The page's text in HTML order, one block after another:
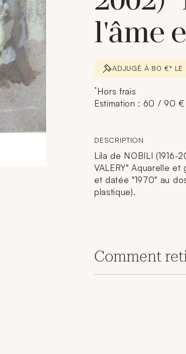
l'âme
ADJUGÉ À 80 €*
*Hors frais
Estimation : 60 / 90 €
DESCRIPTION
Lila de NOBILI
VALERY" Aquarelle
et datée "1970" au
plastique).
Comment